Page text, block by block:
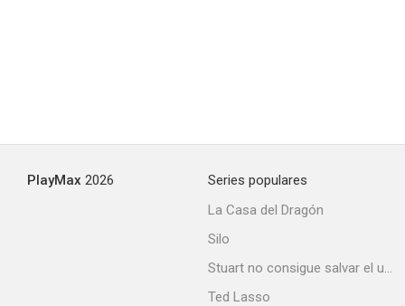
PlayMax 2026
Series populares
La Casa del Dragón
Silo
Stuart no consigue salvar el universo
Ted Lasso